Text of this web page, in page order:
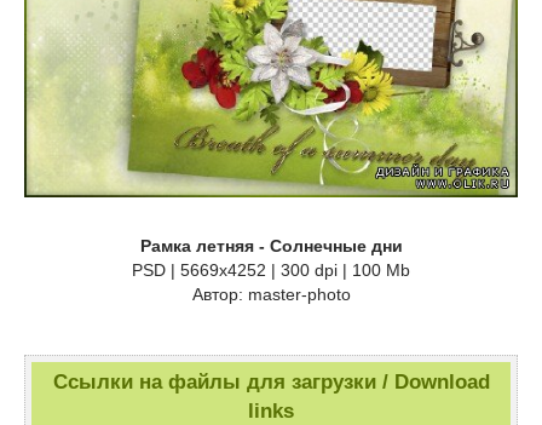
Рамка летняя - Солнечные дни
PSD | 5669x4252 | 300 dpi | 100 Mb
Автор: master-photo
Ссылки на файлы для загрузки / Download
links